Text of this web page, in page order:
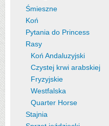
Śmieszne
Koń
Pytania do Princess
Rasy
Koń Andaluzyjski
Czystej krwi arabskiej
Fryzyjskie
Westfalska
Quarter Horse
Stajnia